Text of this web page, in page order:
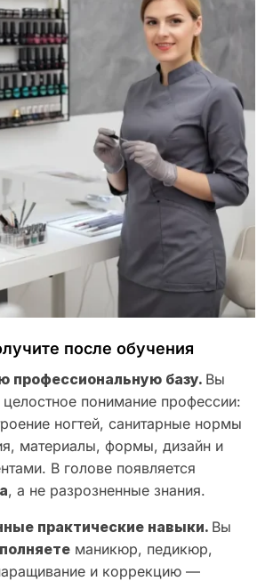
после обучения
профессиональную базу. Вы
целостное понимание профессии:
ногтей, санитарные нормы
материалы, формы, дизайн и
В голове появляется
, а не разрозненные знания.
практические навыки. Вы
маникюр, педикюр,
и коррекцию —